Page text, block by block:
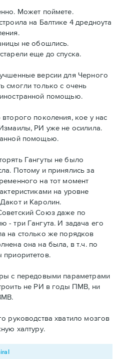
Может поймете.
на Балтике 4 дредноута
не обошлись.
еще до спуска.
версии для Черного
смогли только с очень
помощью.
второго поколения, кое у нас
РИ уже не осилила.
помощью.
Гангуты не было
Потому и принялись за
на тот момент
на уровне
и Каролин.
Союз даже по
- три Гангута. И задача его
на столько же порядков
она на была, в т.ч. по
приоритетов.
с передовыми параметрами
не РИ в годы ПМВ, ни
руководства хватило мозгов
халтуру.